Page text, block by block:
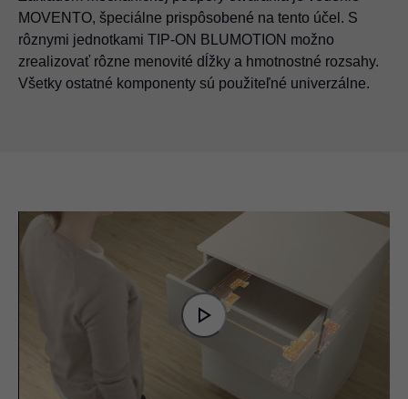
MOVENTO, špeciálne prispôsobené na tento účel. S
rôznymi jednotkami TIP-ON BLUMOTION možno
zrealizovať rôzne menovité dĺžky a hmotnostné rozsahy.
Všetky ostatné komponenty sú použiteľné univerzálne.
Video
Player
loading.Play
Video